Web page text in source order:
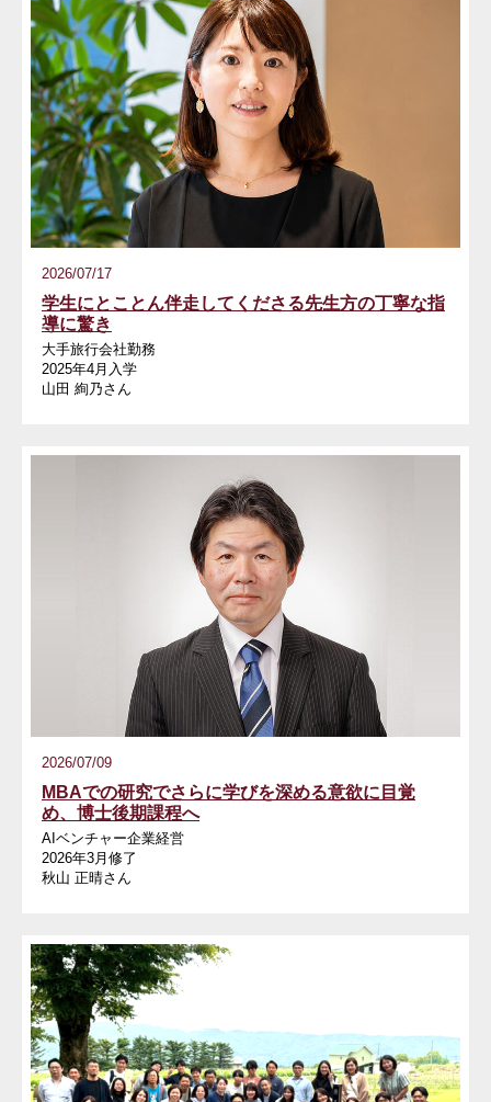
2026/07/17
学生にとことん伴走してくださる先生方の丁寧な指
導に驚き
大手旅行会社勤務
2025年4月入学
山田 絢乃さん
2026/07/09
MBAでの研究でさらに学びを深める意欲に目覚
め、博士後期課程へ
AIベンチャー企業経営
2026年3月修了
秋山 正晴さん